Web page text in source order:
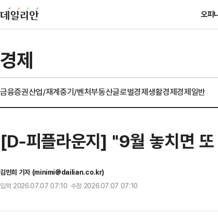
오피
경제
금융증권산업/재계중기/벤처부동산글로벌경제생활경제경제일반
[D-피플라운지] "9월 놓치면
김민희 기자 (minimi@dailian.co.kr)
입력 2026.07.07 07:10 수정 2026.07.07 07:10